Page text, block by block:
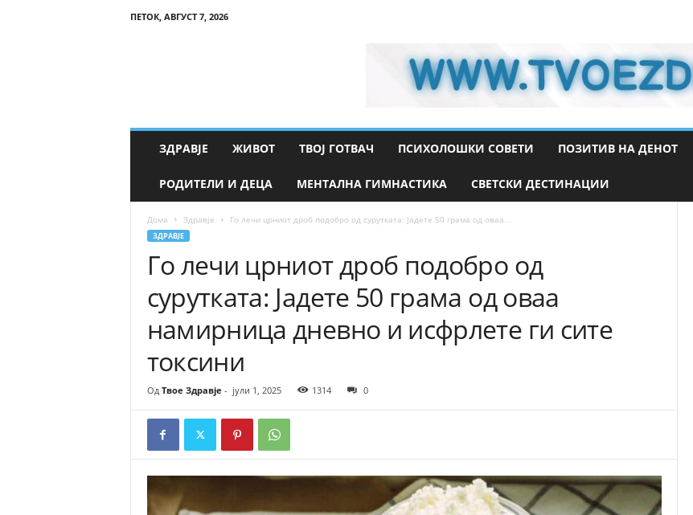
ПЕТОК, АВГУСТ 7, 2026
ЗДРАВЈЕ ЖИВОТ ТВОЈ ГОТВАЧ ПСИХОЛОШКИ СОВЕТИ ПОЗИТИВ НА ДЕНОТ
РОДИТЕЛИ И ДЕЦА МЕНТАЛНА ГИМНАСТИКА СВЕТСКИ ДЕСТИНАЦИИ
Дома Здравје Го лечи црниот дроб подобро од сурутката: Јадете 50 грама од оваа...
ЗДРАВЈЕ
Го лечи црниот дроб подобро од
сурутката: Јадете 50 грама од оваа
намирница дневно и исфрлете ги сите
токсини
Од Твое Здравје - јули 1, 2025 1314 0